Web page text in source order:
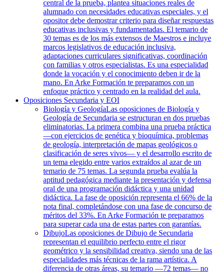
central de la prueba, plantea situaciones reales de
alumnado con necesidades educativas especiales, y el
opositor debe demostrar criterio para diseñar respuestas
educativas inclusivas y fundamentadas. El temario de
30 temas es de los más extensos de Maestros e incluye
marcos legislativos de educación inclusiva,
adaptaciones curriculares significativas, coordinación
con familias y otros especialistas. Es una especialidad
donde la vocación y el conocimiento deben ir de la
mano. En Arke Formación te preparamos con un
enfoque práctico y centrado en la realidad del aula.
Oposiciones Secundaria y EOI
Biología y GeologíaLas oposiciones de Biología y
Geología de Secundaria se estructuran en dos pruebas
eliminatorias. La primera combina una prueba práctica
—con ejercicios de genética y bioquímica, problemas
de geología, interpretación de mapas geológicos o
clasificación de seres vivos— y el desarrollo escrito de
un tema elegido entre varios extraídos al azar de un
temario de 75 temas. La segunda prueba evalúa la
aptitud pedagógica mediante la presentación y defensa
oral de una programación didáctica y una unidad
didáctica. La fase de oposición representa el 66% de la
nota final, completándose con una fase de concurso de
méritos del 33%. En Arke Formación te preparamos
para superar cada una de estas partes con garantías.
DibujoLas oposiciones de Dibujo de Secundaria
representan el equilibrio perfecto entre el rigor
geométrico y la sensibilidad creativa, siendo una de las
especialidades más técnicas de la rama artística. A
diferencia de otras áreas, su temario —72 temas— no